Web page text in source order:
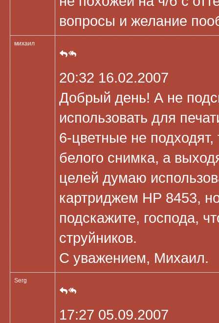
вопросы и желание
михаил
20:32 16.02.2007
Добрый день! А не
использовать для
6-цветные не
белого снимка, а
целей думаю
картриджем НР 8453,
подскажите, господа,
струйников.
С уважением, Михаил.
Serg
17:27 05.09.2007